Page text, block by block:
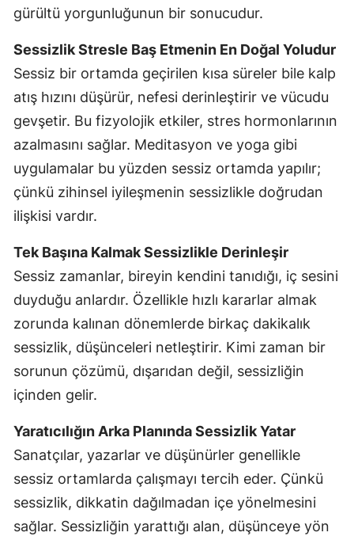
gürültü yorgunluğunun bir sonucudur.
Sessizlik Stresle Baş Etmenin En Doğal Yoludur
Sessiz bir ortamda geçirilen kısa süreler bile kalp
atış hızını düşürür, nefesi derinleştirir ve vücudu
gevşetir. Bu fizyolojik etkiler, stres hormonlarının
azalmasını sağlar. Meditasyon ve yoga gibi
uygulamalar bu yüzden sessiz ortamda yapılır;
çünkü zihinsel iyileşmenin sessizlikle doğrudan
ilişkisi vardır.
Tek Başına Kalmak Sessizlikle Derinleşir
Sessiz zamanlar, bireyin kendini tanıdığı, iç sesini
duyduğu anlardır. Özellikle hızlı kararlar almak
zorunda kalınan dönemlerde birkaç dakikalık
sessizlik, düşünceleri netleştirir. Kimi zaman bir
sorunun çözümü, dışarıdan değil, sessizliğin
içinden gelir.
Yaratıcılığın Arka Planında Sessizlik Yatar
Sanatçılar, yazarlar ve düşünürler genellikle
sessiz ortamlarda çalışmayı tercih eder. Çünkü
sessizlik, dikkatin dağılmadan içe yönelmesini
sağlar. Sessizliğin yarattığı alan, düşünceye yön